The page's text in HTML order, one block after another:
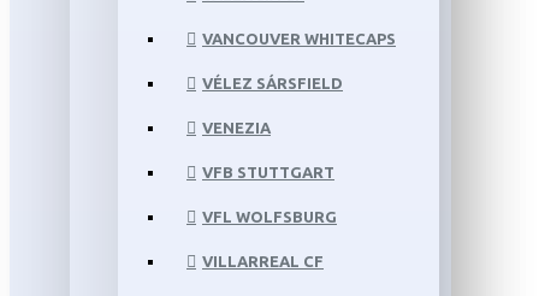
VANCOUVER WHITECAPS
VÉLEZ SÁRSFIELD
VENEZIA
VFB STUTTGART
VFL WOLFSBURG
VILLARREAL CF